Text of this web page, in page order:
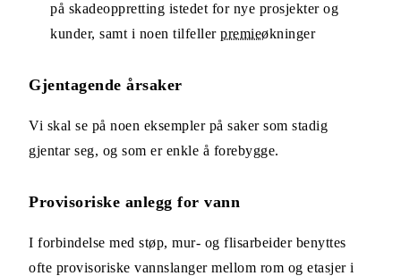
på skadeoppretting istedet for nye prosjekter og
kunder, samt i noen tilfeller premieøkninger
Gjentagende årsaker
Vi skal se på noen eksempler på saker som stadig
gjentar seg, og som er enkle å forebygge.
Provisoriske anlegg for vann
I forbindelse med støp, mur- og flisarbeider benyttes
ofte provisoriske vannslanger mellom rom og etasjer i